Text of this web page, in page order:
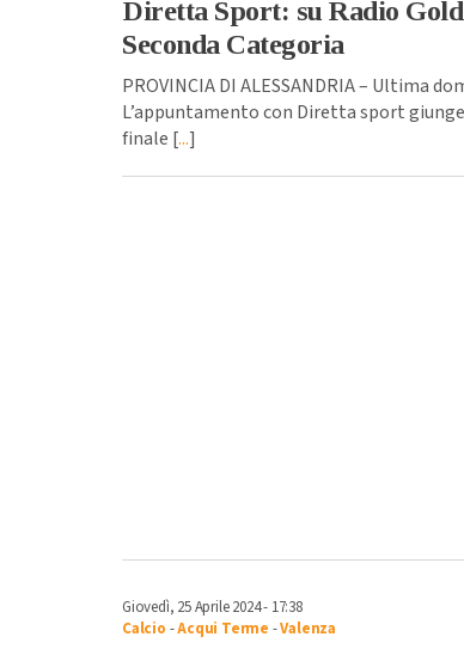
Diretta Sport: su Radio
Seconda Categoria
PROVINCIA DI ALESSANDRIA – Ultima
L’appuntamento con Diretta sport
finale [...]
Giovedì, 25 Aprile 2024 - 17:38
Calcio -Acqui Terme -Valenza